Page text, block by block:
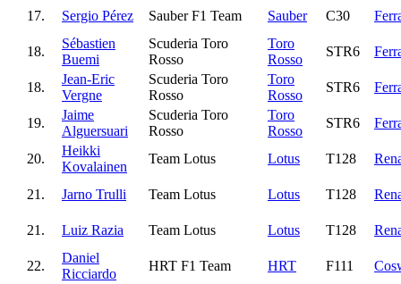
17. Sergio Pérez Sauber F1 Team Sauber C30
18.
Sébastien
Buemi
Scuderia Toro
Rosso
Toro
Rosso
STR6
18.
Jean-Eric
Vergne
Scuderia Toro
Rosso
Toro
Rosso
STR6
19.
Jaime
Alguersuari
Scuderia Toro
Rosso
Toro
Rosso
STR6
20.
Heikki
Kovalainen
Team Lotus Lotus T128
21. Jarno Trulli Team Lotus Lotus T128
21. Luiz Razia Team Lotus Lotus T128
22.
Daniel
Ricciardo
HRT F1 Team HRT F111